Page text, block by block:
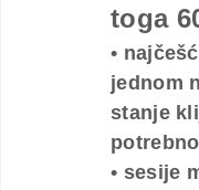
toga
•
jednom
stanje
• sesije